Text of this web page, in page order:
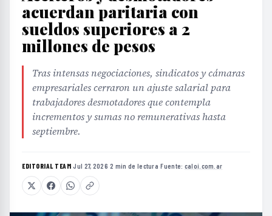
acuerdan paritaria con
sueldos superiores a 2
millones de pesos
Tras intensas negociaciones, sindicatos y cámaras
empresariales cerraron un ajuste salarial para
trabajadores desmotadores que contempla
incrementos y sumas no remunerativas hasta
septiembre.
EDITORIAL TEAM·Jul 27, 2026·2 min de lectura·Fuente: caloi.com.ar